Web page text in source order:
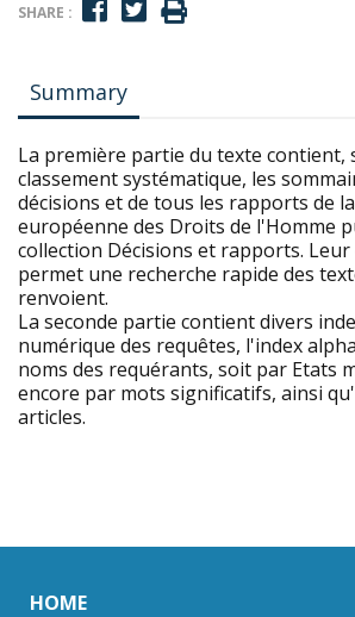
SHARE :
Summary
La première partie du texte contient,
classement systématique, les
décisions et de tous les rapports de
européenne des Droits de l'Homme
collection Décisions et rapports. Leur
permet une recherche rapide des
renvoient.
La seconde partie contient divers
numérique des requêtes, l'index
noms des requérants, soit par Etats
encore par mots significatifs, ainsi
articles.
HOME